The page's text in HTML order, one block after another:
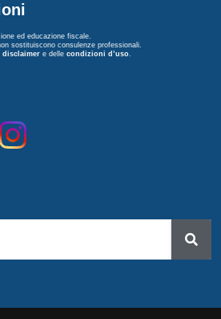
ed educazione fiscale.
sostituiscono consulenze professionali.
disclaimer e delle condizioni d’uso.